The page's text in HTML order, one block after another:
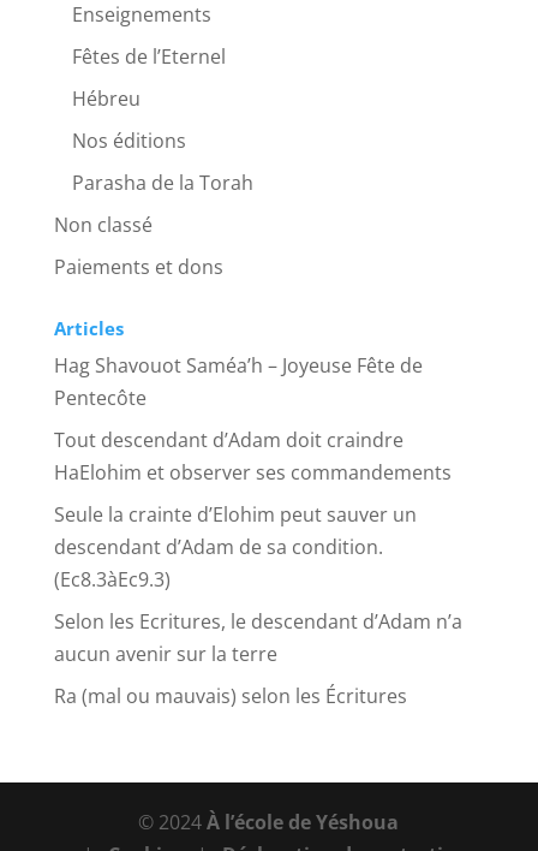
Enseignements
Fêtes de l’Eternel
Hébreu
Nos éditions
Parasha de la Torah
Non classé
Paiements et dons
Articles
Hag Shavouot Saméa’h – Joyeuse Fête de
Pentecôte
Tout descendant d’Adam doit craindre
HaElohim et observer ses commandements
Seule la crainte d’Elohim peut sauver un
descendant d’Adam de sa condition.
(Ec8.3àEc9.3)
Selon les Ecritures, le descendant d’Adam n’a
aucun avenir sur la terre
Ra (mal ou mauvais) selon les Écritures
© 2024À l’école de Yéshoua